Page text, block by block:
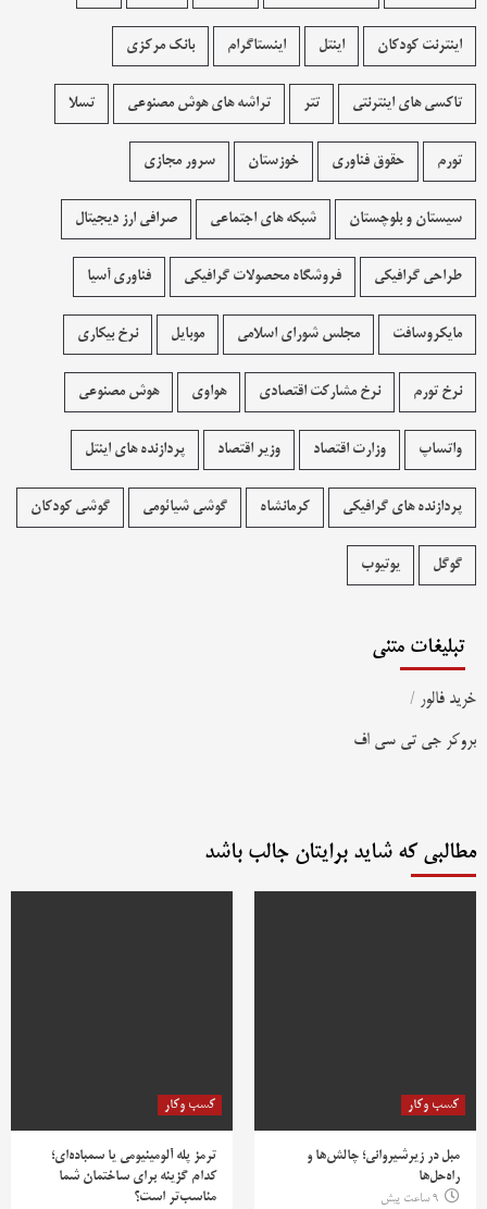
اینترنت کودکان اینتل اینستاگرام بانک مرکزی
تاکسی های اینترنتی تتر تراشه های هوش مصنوعی تسلا
تورم حقوق فناوری خوزستان سرور مجازی
سیستان و بلوچستان شبکه های اجتماعی صرافی ارز دیجیتال
طراحی گرافیکی فروشگاه محصولات گرافيکی فناوری آسیا
مایکروسافت مجلس شورای اسلامی موبایل نرخ بیکاری
نرخ تورم نرخ مشارکت اقتصادی هواوی هوش مصنوعی
واتساپ وزارت اقتصاد وزیر اقتصاد پردازنده های اینتل
پردازنده های گرافیکی کرمانشاه گوشی شیائومی گوشی کودکان
گوگل یوتیوب
تبلیغات متنی
خرید فالور /
بروکر جی تی سی اف
مطالبی که شاید برایتان جالب باشد
کسب وکار
مبل در زیرشیروانی؛ چالش‌ها و
راه‌حل‌ها
9 ساعت پیش
کسب وکار
ترمز پله آلومینیومی یا سمباده‌ای؛
کدام گزینه برای ساختمان شما
مناسب‌تر است؟